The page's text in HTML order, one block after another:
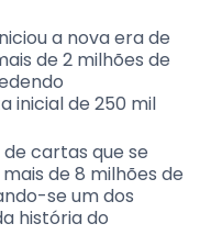
a nova era de
de 2 milhões de
inicial de 250 mil
de cartas que se
de 8 milhões de
se um dos
história do